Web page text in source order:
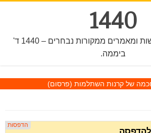
1440
חדשות, מבזקי חדשות ומאמרים ממקורות נבחרים – 1440 ד'
ביממה.
של קרנות השתלמות (פרסום)